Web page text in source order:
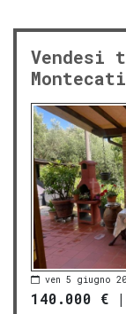
Vendesi
ven 5 giugno
140.000 € |